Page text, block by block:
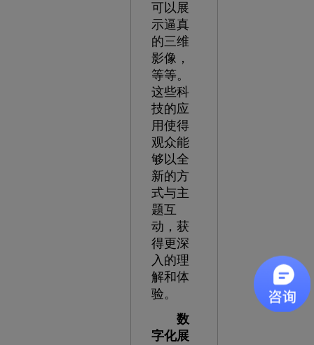
可以展
示逼真
的三维
影像，
等等。
这些科
技的应
用使得
观众能
够以全
新的方
式与主
题互
动，获
得更深
入的理
解和体
验。
数
字化展